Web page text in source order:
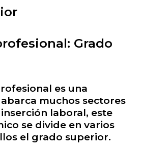
Grado
es una
muchos sectores
laboral, este
se divide en varios
el grado superior.